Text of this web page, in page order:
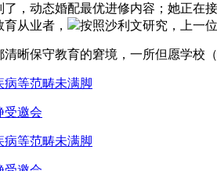
，动态婚配最优进修内容；她正在
从业者，
按照沙利文研究，上一
保守教育的窘境，一所但愿学校
病等范畴未满脚
受邀会
病等范畴未满脚